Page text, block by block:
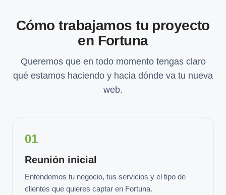
Cómo trabajamos tu proyecto
en Fortuna
Queremos que en todo momento tengas claro
qué estamos haciendo y hacia dónde va tu nueva
web.
01
Reunión inicial
Entendemos tu negocio, tus servicios y el tipo de
clientes que quieres captar en Fortuna.